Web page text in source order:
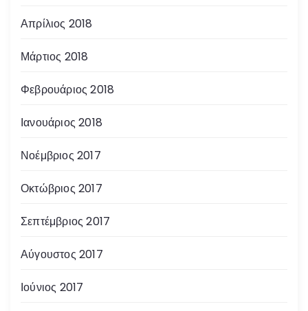
Απρίλιος 2018
Μάρτιος 2018
Φεβρουάριος 2018
Ιανουάριος 2018
Νοέμβριος 2017
Οκτώβριος 2017
Σεπτέμβριος 2017
Αύγουστος 2017
Ιούνιος 2017